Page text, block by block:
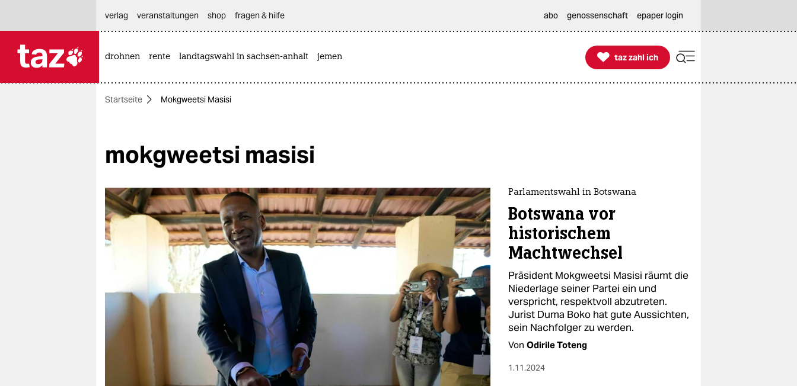
themen
öko
gesellschaft
kultur
sport
nord
wahrheit
verlag
verlag
veranstaltungen shop fragen & hilfe abo genossenschaft epaper login
drohnen rente landtagswahl in sachsen-anhalt jemen 
taz zahl ich
taz zahl ich
Startseite Mokgweetsi Masisi
mokgweetsi masisi
Parlamentswahl in Botswana
Botswana vor
historischem
Machtwechsel
Präsident Mokgweetsi Masisi räumt die
Niederlage seiner Partei ein und
verspricht, respektvoll abzutreten.
Jurist Duma Boko hat gute Aussichten,
sein Nachfolger zu werden.
Von Odirile Toteng
1.11.2024